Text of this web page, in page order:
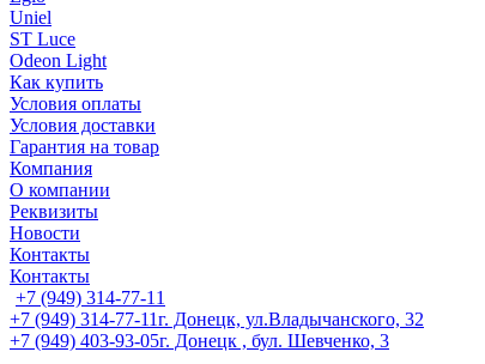
Uniel
ST Luce
Odeon Light
Как купить
Условия оплаты
Условия доставки
Гарантия на товар
Компания
О компании
Реквизиты
Новости
Контакты
Контакты
+7 (949) 314-77-11
+7 (949) 314-77-11г. Донецк, ул.Владычанского, 32
+7 (949) 403-93-05г. Донецк , бул. Шевченко, 3